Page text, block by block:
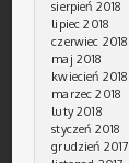
sierpień 2018
lipiec 2018
czerwiec 2018
maj 2018
kwiecień 2018
marzec 2018
luty 2018
styczeń 2018
grudzień 2017